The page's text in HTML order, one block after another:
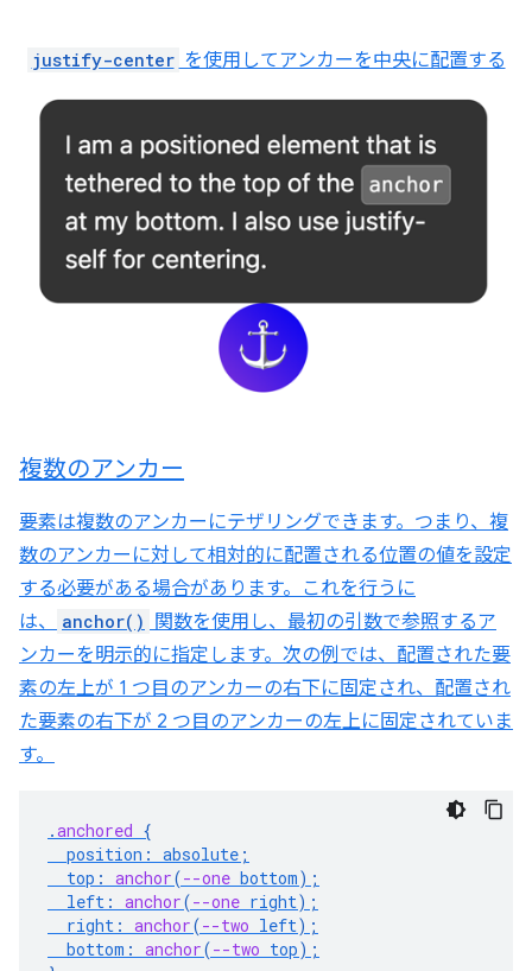
justify-center を使用してアンカーを中央に配置する
複数のアンカー
要素は複数のアンカーにテザリングできます。つまり、複
数のアンカーに対して相対的に配置される位置の値を設定
する必要がある場合があります。これを行うに
は、
anchor() 関数を使用し、最初の引数で参照するア
ンカーを明示的に指定します。次の例では、配置された要
素の左上が 1 つ目のアンカーの右下に固定され、配置され
た要素の右下が 2 つ目のアンカーの左上に固定されていま
す。
.anchored {
position : absolute ;
top : anchor(--one bottom);
left : anchor(--one right);
right : anchor(--two left);
bottom : anchor(--two top);